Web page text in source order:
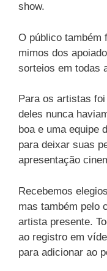
show.
O público também
mimos dos
sorteios em todas
Para os artistas
deles nunca
boa e uma equipe
para deixar suas
apresentação
Recebemos
mas também pelo
artista presente.
ao registro em
para adicionar ao